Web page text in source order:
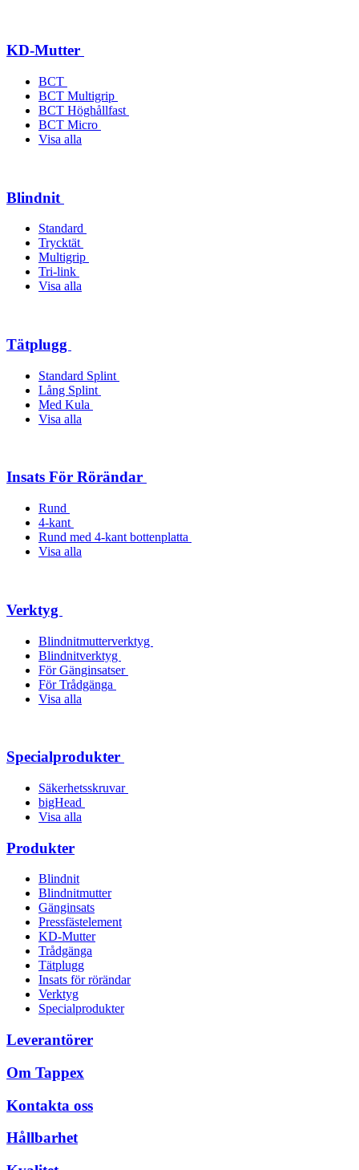
KD-Mutter
BCT
BCT Multigrip
BCT Höghållfast
BCT Micro
Visa alla
Blindnit
Standard
Trycktät
Multigrip
Tri-link
Visa alla
Tätplugg
Standard Splint
Lång Splint
Med Kula
Visa alla
Insats För Rörändar
Rund
4-kant
Rund med 4-kant bottenplatta
Visa alla
Verktyg
Blindnitmutterverktyg
Blindnitverktyg
För Gänginsatser
För Trådgänga
Visa alla
Specialprodukter
Säkerhetsskruvar
bigHead
Visa alla
Produkter
Blindnit
Blindnitmutter
Gänginsats
Pressfästelement
KD-Mutter
Trådgänga
Tätplugg
Insats för rörändar
Verktyg
Specialprodukter
Leverantörer
Om Tappex
Kontakta oss
Hållbarhet